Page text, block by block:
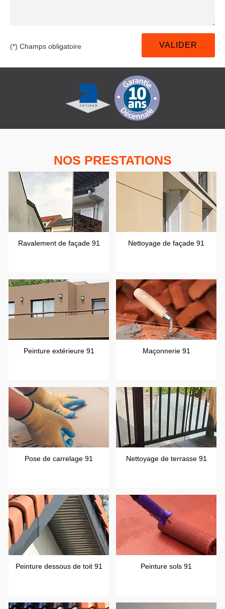
(*) Champs obligatoire
NOS PRESTATIONS
Ravalement de façade 91 Nettoyage de façade 91
Peinture extérieure 91 Maçonnerie 91
Pose de carrelage 91 Nettoyage de terrasse 91
Peinture dessous de toit 91 Peinture sols 91